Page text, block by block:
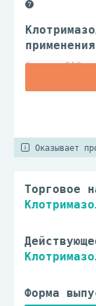
Синтез ОАО
Оказывает
Торговое
Форма